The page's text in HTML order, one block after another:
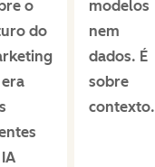
o
do
modelos
nem
dados. É
sobre
contexto.